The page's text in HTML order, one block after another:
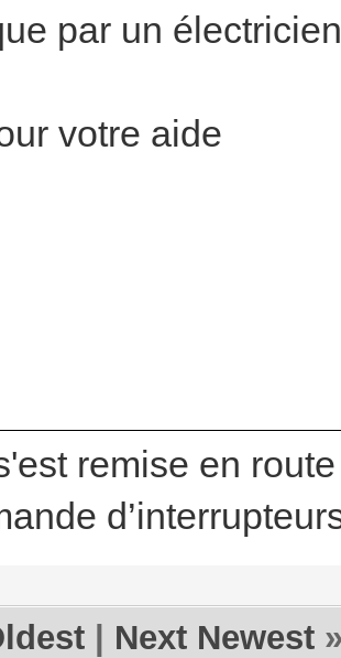
par un
votre aide
remise en
Next Newest